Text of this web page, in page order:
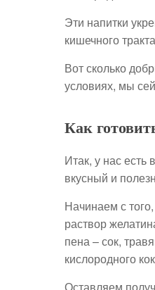
Эти напитки
кишечного
Вот сколько
условиях, мы
Как
Итак, у нас
вкусный и
Начинаем с
раствор
пена – сок,
кислородного